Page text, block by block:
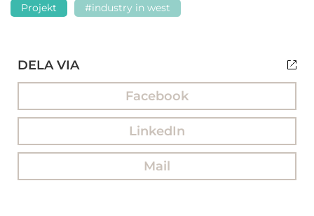
Projekt #industry in west
DELA VIA
Facebook
LinkedIn
Mail